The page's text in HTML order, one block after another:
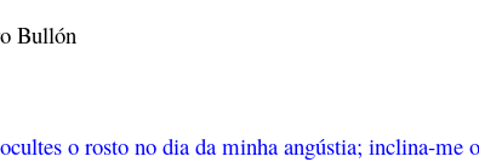
Bullón
o rosto no dia da minha angústia; inclina-me